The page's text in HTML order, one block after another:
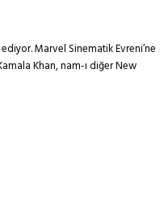
Marvel Sinematik Evreni’ne
Khan, nam-ı diğer New